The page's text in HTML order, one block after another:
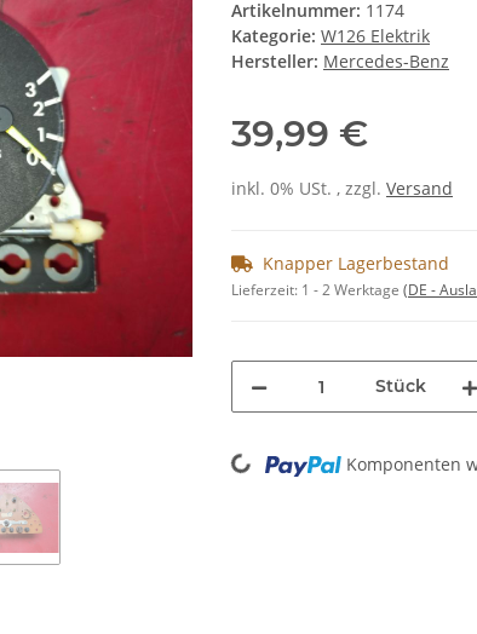
Artikelnummer: 1174
Kategorie: W126 Elektrik
Hersteller: Mercedes-Benz
39,99 €
inkl. 0% USt. , zzgl. Versand
Knapper Lagerbestand
Lieferzeit: 1 - 2 Werktage (DE -
Stück
Loading... Komponenten